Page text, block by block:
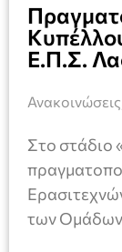
Ε.Π.Σ.
Ανακοινώσεις
Στο στάδιο
των